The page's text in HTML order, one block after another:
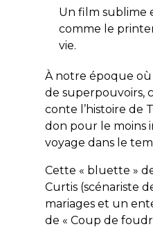
Un film sublime
comme le
vie.
À notre époque
de superpouvoirs,
conte l’histoire de
don pour le moins
voyage dans le
Cette « bluette »
Curtis (scénariste
mariages et un
de « Coup de